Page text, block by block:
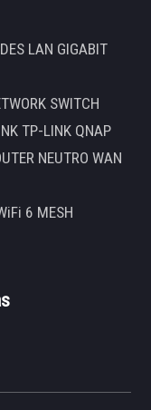
LAN GIGABIT
SWITCH
TP-LINK QNAP
NEUTRO WAN
6 MESH